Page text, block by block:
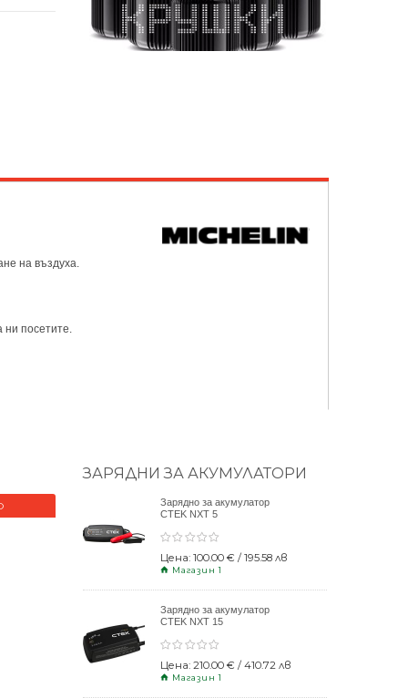
на въздуха.
посетите.
НОВО
ЗАРЯДНИ ЗА АКУМУЛАТОРИ
Зарядно за акумулатор
CTEK NXT 5
Цена: 100.00 € / 195.58 лв
Магазин 1
Зарядно за акумулатор
CTEK NXT 15
Цена: 210.00 € / 410.72 лв
Магазин 1